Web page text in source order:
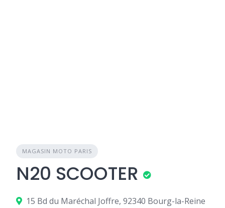
MAGASIN MOTO PARIS
N20 SCOOTER
15 Bd du Maréchal Joffre, 92340 Bourg-la-Reine